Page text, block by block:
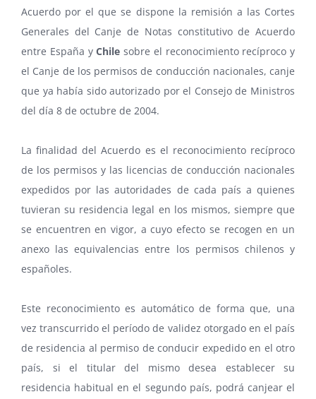
Acuerdo por el que se dispone la remisión a las Cortes
Generales del Canje de Notas constitutivo de Acuerdo
entre España yChile sobre el reconocimiento recíproco y
el Canje de los permisos de conducción nacionales, canje
que ya había sido autorizado por el Consejo de Ministros
del día 8 de octubre de 2004.
La finalidad del Acuerdo es el reconocimiento recíproco
de los permisos y las licencias de conducción nacionales
expedidos por las autoridades de cada país a quienes
tuvieran su residencia legal en los mismos, siempre que
se encuentren en vigor, a cuyo efecto se recogen en un
anexo las equivalencias entre los permisos chilenos y
españoles.
Este reconocimiento es automático de forma que, una
vez transcurrido el período de validez otorgado en el país
de residencia al permiso de conducir expedido en el otro
país, si el titular del mismo desea establecer su
residencia habitual en el segundo país, podrá canjear el